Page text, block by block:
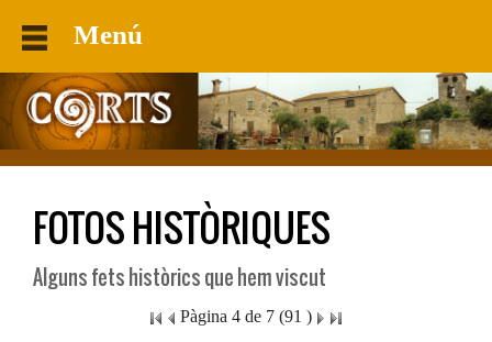
Menú
FOTOS HISTÒRIQUES
Alguns fets històrics que hem viscut
Pàgina 4 de 7 (91 )